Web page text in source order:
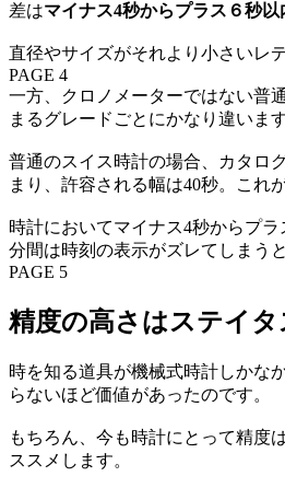
差はマイナス4秒からプラス６秒以
直径やサイズがそれより小さいレ
PAGE 4
一方、クロノメーターではない普
まるグレードごとにかなり違います
普通のスイス時計の場合、カタロ
まり、許容される幅は40秒。これ
時計においてマイナス4秒からプ
分間は時刻の表示がズレてしまう
PAGE 5
精度の高さはステイ
時を知る道具が機械式時計しかな
らないほど価値があったのです。
もちろん、今も時計にとって精度
ススメします。